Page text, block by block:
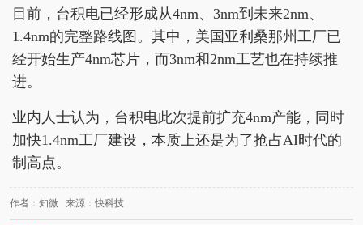
目前，台积电已经形成从4nm、3nm到未来2nm、
1.4nm的完整路线图。其中，美国亚利桑那州工厂已
经开始生产4nm芯片，而3nm和2nm工艺也在持续推
进。
业内人士认为，台积电此次提前扩充4nm产能，同时
加快1.4nm工厂建设，本质上还是为了抢占AI时代的
制高点。
作者：知微 来源：快科技